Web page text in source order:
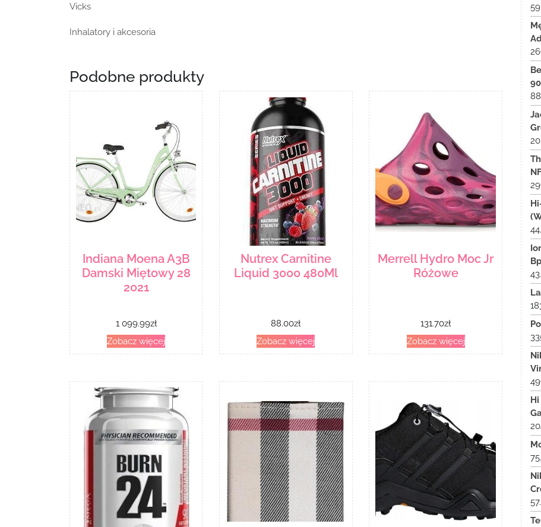
Vicks
Inhalatory i akcesoria
Podobne produkty
Indiana Moena A3B
Damski Miętowy 28
2021
1 099.99zł
Zobacz więcej
Nutrex Carnitine
Liquid 3000 480Ml
88.00zł
Zobacz więcej
Merrell Hydro Moc Jr
Różowe
131.70zł
Zobacz więcej